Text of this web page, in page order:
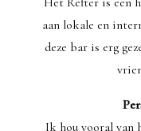
aan lokale en
deze bar is erg
Ik hou vooral van